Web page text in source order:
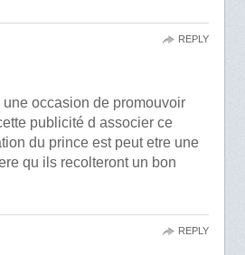
occasion de promouvoir
publicité d associer ce
du prince est peut etre une
qu ils recolteront un bon
REPLY
REPLY